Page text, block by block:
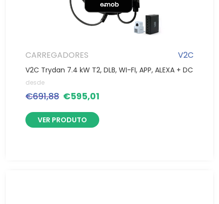
CARREGADORES V2C
V2C Trydan 7.4 kW T2, DLB, WI-FI, APP, ALEXA + DC
desde
€691,88 €595,01
VER PRODUTO